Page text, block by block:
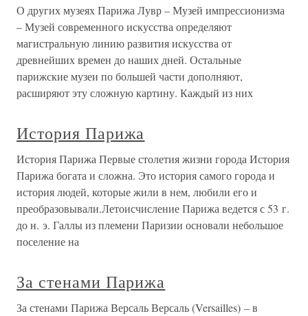
О других музеях Парижа Лувр – Музей импрессионизма
– Музей современного искусства определяют
магистральную линию развития искусства от
древнейших времен до наших дней. Остальные
парижские музеи по большей части дополняют,
расширяют эту сложную картину. Каждый из них
История Парижа
История Парижа Первые столетия жизни города История
Парижа богата и сложна. Это история самого города и
история людей, которые жили в нем, любили его и
преобразовывали.Летоисчисление Парижа ведется с 53 г.
до н. э. Галлы из племени Паризии основали небольшое
поселение на
За стенами Парижа
За стенами Парижа Версаль Версаль (Versailles) – в